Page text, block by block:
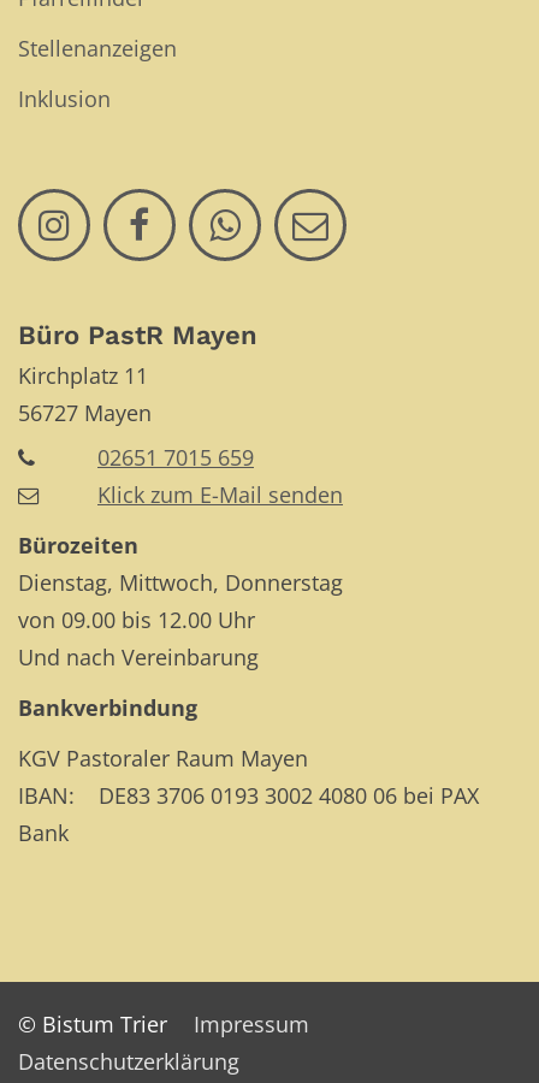
Stellenanzeigen
Inklusion
Büro PastR Mayen
Kirchplatz 11
56727 Mayen
02651 7015 659
Klick zum E-Mail senden
Bürozeiten
Dienstag, Mittwoch, Donnerstag
von 09.00 bis 12.00 Uhr
Und nach Vereinbarung
Bankverbindung
KGV Pastoraler Raum Mayen
IBAN: DE83 3706 0193 3002 4080 06 bei PAX
Bank
© Bistum Trier
Impressum
Datenschutzerklärung